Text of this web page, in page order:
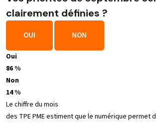
clairement définies ?
OUI NON
Oui
86 %
Non
14 %
Le chiffre du mois
des TPE PME estiment que le numérique permet